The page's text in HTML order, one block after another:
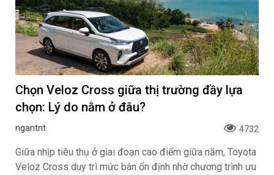
Chọn Veloz Cross giữa thị trường đầy lựa
chọn: Lý do nằm ở đâu?
ngantnt 4732
Giữa nhịp tiêu thụ ở giai đoạn cao điểm giữa năm, Toyota
Veloz Cross duy trì mức bán ổn định nhờ chương trình ưu